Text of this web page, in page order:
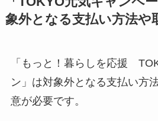
象外となる支払い方法や
「もっと！暮らしを応援
ン」は対象外となる支払い方
意が必要です。